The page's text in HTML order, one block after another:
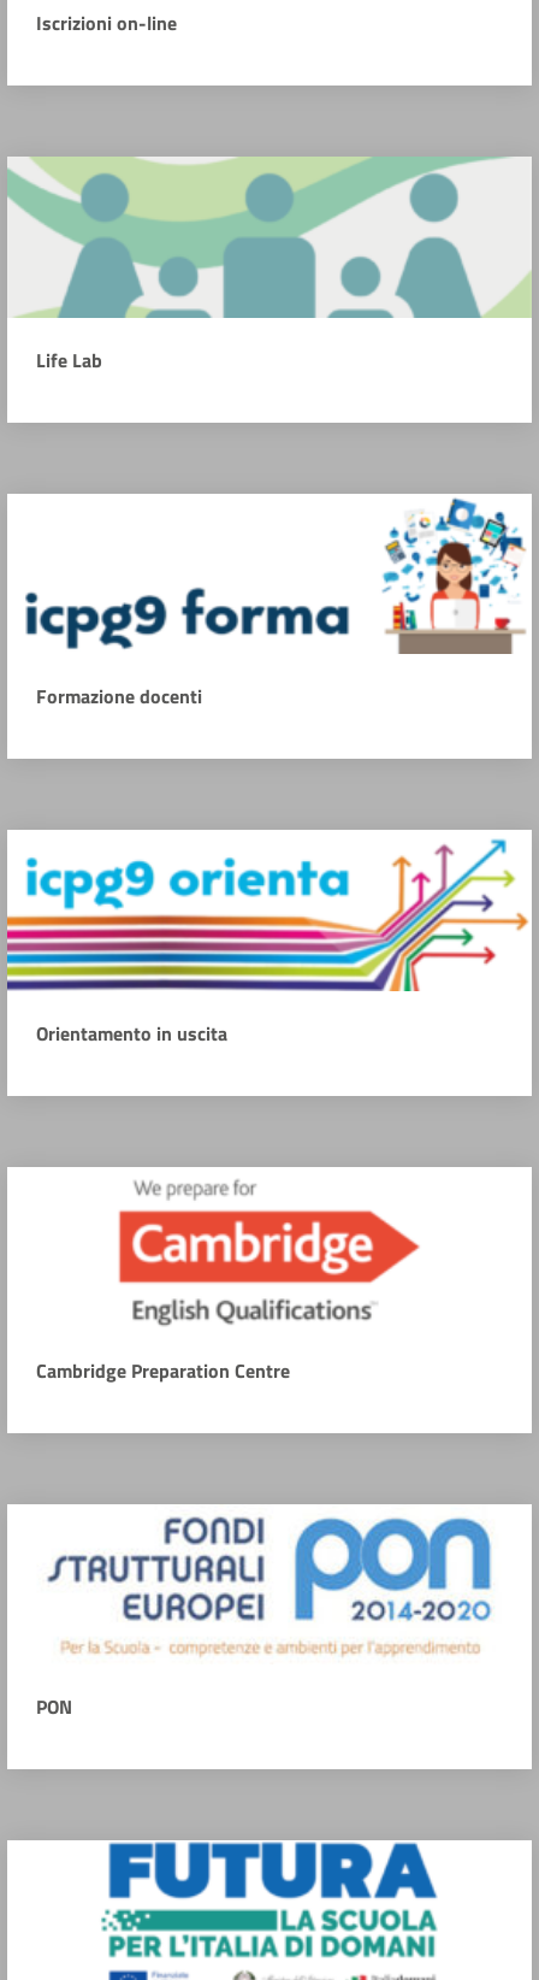
Iscrizioni on-line
Life Lab
Formazione docenti
Orientamento in uscita
Cambridge Preparation Centre
PON